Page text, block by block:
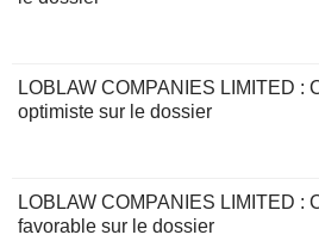
LOBLAW COMPANIES LIMITED :
optimiste sur le dossier
LOBLAW COMPANIES LIMITED :
favorable sur le dossier